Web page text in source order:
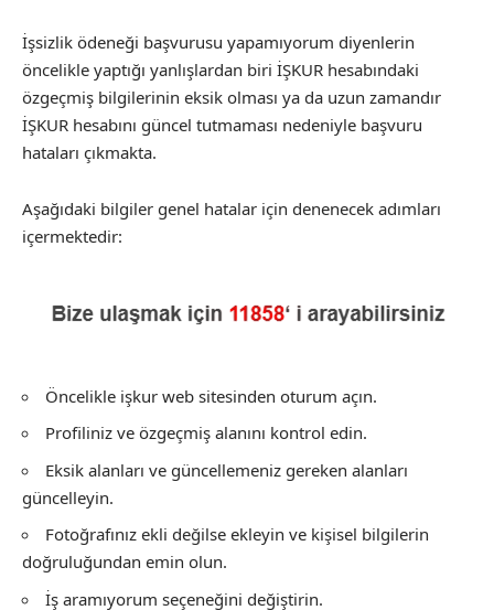
İşsizlik ödeneği başvurusu yapamıyorum diyenlerin
öncelikle yaptığı yanlışlardan biri İŞKUR hesabındaki
özgeçmiş bilgilerinin eksik olması ya da uzun zamandır
İŞKUR hesabını güncel tutmaması nedeniyle başvuru
hataları çıkmakta.
Aşağıdaki bilgiler genel hatalar için denenecek adımları
içermektedir:
Öncelikle işkur web sitesinden oturum açın.
Profiliniz ve özgeçmiş alanını kontrol edin.
Eksik alanları ve güncellemeniz gereken alanları
güncelleyin.
Fotoğrafınız ekli değilse ekleyin ve kişisel bilgilerin
doğruluğundan emin olun.
İş aramıyorum seçeneğini değiştirin.